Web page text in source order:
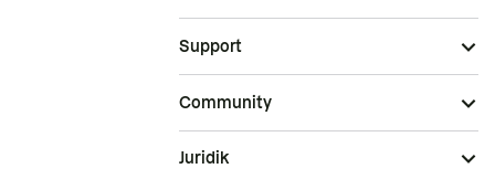
Support
Community
Juridik